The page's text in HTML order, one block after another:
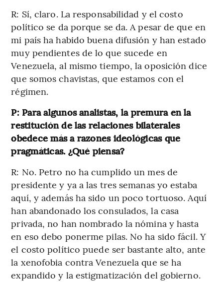
R: Sí, claro. La responsabilidad y el costo
político se da porque se da. A pesar de que en
mi país ha habido buena difusión y han estado
muy pendientes de lo que sucede en
Venezuela, al mismo tiempo, la oposición dice
que somos chavistas, que estamos con el
régimen.
P: Para algunos analistas, la premura en la
restitución de las relaciones bilaterales
obedece más a razones ideológicas que
pragmáticas. ¿Qué piensa?
R: No. Petro no ha cumplido un mes de
presidente y ya a las tres semanas yo estaba
aquí, y además ha sido un poco tortuoso. Aquí
han abandonado los consulados, la casa
privada, no han nombrado la nómina y hasta
en eso debo ponerme pilas. No ha sido fácil. Y
el costo político puede ser bastante alto, ante
la xenofobia contra Venezuela que se ha
expandido y la estigmatización del gobierno.